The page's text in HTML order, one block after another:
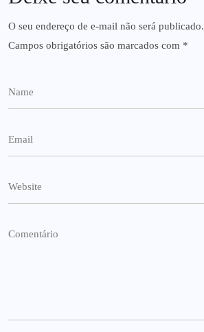
O seu endereço de e-mail não será publicado.
Campos obrigatórios são marcados com *